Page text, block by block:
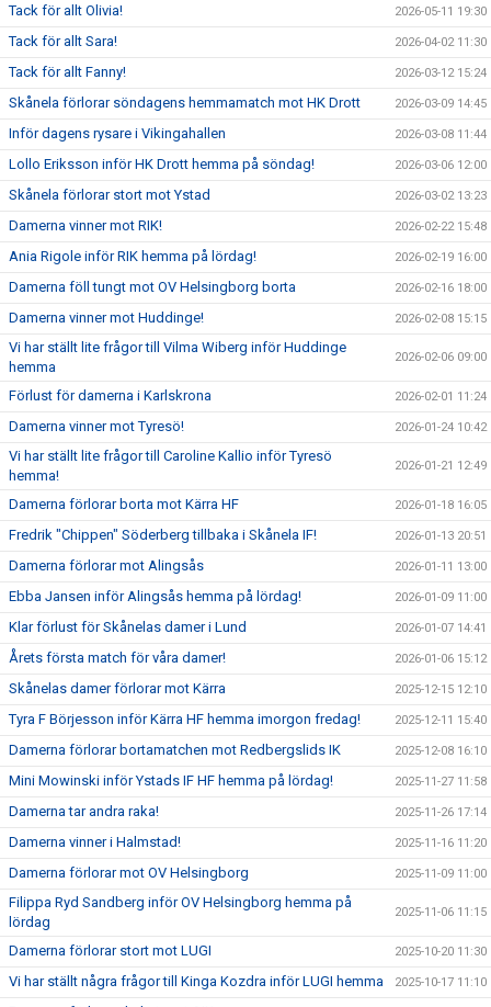
Tack för allt Olivia! 2026-05-11 19:30
Tack för allt Sara! 2026-04-02 11:30
Tack för allt Fanny! 2026-03-12 15:24
Skånela förlorar söndagens hemmamatch mot HK Drott 2026-03-09 14:45
Inför dagens rysare i Vikingahallen 2026-03-08 11:44
Lollo Eriksson inför HK Drott hemma på söndag! 2026-03-06 12:00
Skånela förlorar stort mot Ystad 2026-03-02 13:23
Damerna vinner mot RIK! 2026-02-22 15:48
Ania Rigole inför RIK hemma på lördag! 2026-02-19 16:00
Damerna föll tungt mot OV Helsingborg borta 2026-02-16 18:00
Damerna vinner mot Huddinge! 2026-02-08 15:15
Vi har ställt lite frågor till Vilma Wiberg inför Huddinge
hemma
2026-02-06 09:00
Förlust för damerna i Karlskrona 2026-02-01 11:24
Damerna vinner mot Tyresö! 2026-01-24 10:42
Vi har ställt lite frågor till Caroline Kallio inför Tyresö
hemma!
2026-01-21 12:49
Damerna förlorar borta mot Kärra HF 2026-01-18 16:05
Fredrik "Chippen" Söderberg tillbaka i Skånela IF! 2026-01-13 20:51
Damerna förlorar mot Alingsås 2026-01-11 13:00
Ebba Jansen inför Alingsås hemma på lördag! 2026-01-09 11:00
Klar förlust för Skånelas damer i Lund 2026-01-07 14:41
Årets första match för våra damer! 2026-01-06 15:12
Skånelas damer förlorar mot Kärra 2025-12-15 12:10
Tyra F Börjesson inför Kärra HF hemma imorgon fredag! 2025-12-11 15:40
Damerna förlorar bortamatchen mot Redbergslids IK 2025-12-08 16:10
Mini Mowinski inför Ystads IF HF hemma på lördag! 2025-11-27 11:58
Damerna tar andra raka! 2025-11-26 17:14
Damerna vinner i Halmstad! 2025-11-16 11:20
Damerna förlorar mot OV Helsingborg 2025-11-09 11:00
Filippa Ryd Sandberg inför OV Helsingborg hemma på
lördag
2025-11-06 11:15
Damerna förlorar stort mot LUGI 2025-10-20 11:30
Vi har ställt några frågor till Kinga Kozdra inför LUGI hemma 2025-10-17 11:10